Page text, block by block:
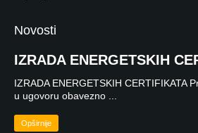
Novosti
IZRADA ENERGETSKIH
IZRADA ENERGETSKIH CERTIFIKATA
u ugovoru obavezno ...
Opširnije